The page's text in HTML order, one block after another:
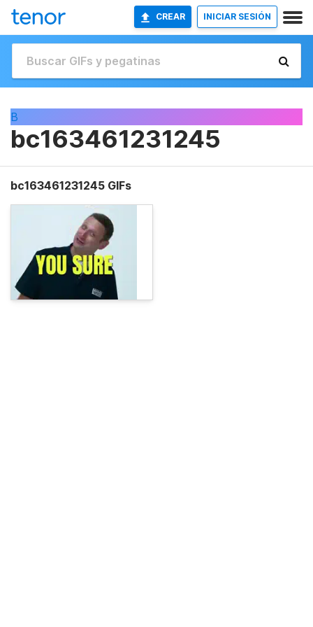
CREAR INICIAR SESIÓN
B
bc163461231245
bc163461231245 GIFs